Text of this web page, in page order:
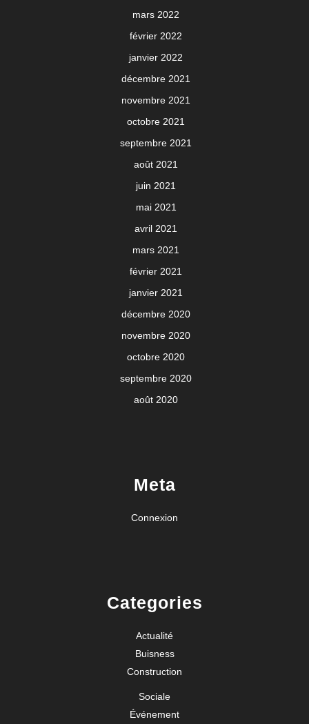
mars 2022
février 2022
janvier 2022
décembre 2021
novembre 2021
octobre 2021
septembre 2021
août 2021
juin 2021
mai 2021
avril 2021
mars 2021
février 2021
janvier 2021
décembre 2020
novembre 2020
octobre 2020
septembre 2020
août 2020
Meta
Connexion
Categories
Actualité
Buisness
Construction
Sociale
Événement